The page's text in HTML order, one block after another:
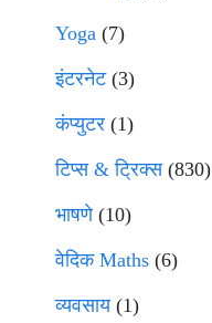
Yoga (7)
इंटरनेट(3)
कंप्युटर (1)
टिप्स & ट्रिक्स(830)
भाषणे(10)
वेदिक Maths (6)
व्यवसाय(1)